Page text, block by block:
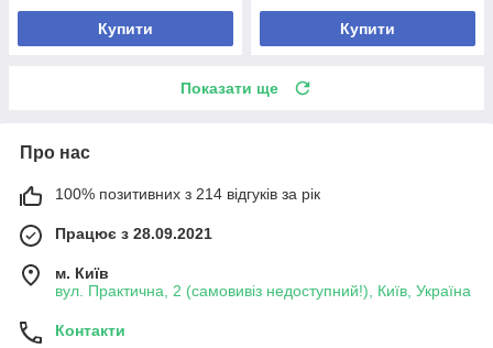
Купити Купити
Показати ще
Про нас
100% позитивних з 214 відгуків за рік
Працює з 28.09.2021
м. Київ
вул. Практична, 2 (самовивіз недоступний!), Київ, Україна
Контакти